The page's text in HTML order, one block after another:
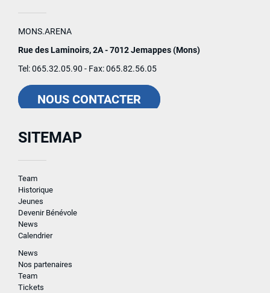
MONS.ARENA
Rue des Laminoirs, 2A - 7012 Jemappes (Mons)
Tel: 065.32.05.90 - Fax: 065.82.56.05
NOUS CONTACTER
SITEMAP
Team
Historique
Jeunes
Devenir Bénévole
News
Calendrier
News
Nos partenaires
Team
Tickets